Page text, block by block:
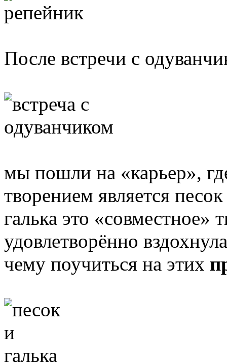
После встречи с
мы пошли на «карьер»,
творением является
галька это «совместное»
удовлетворённо
чему поучиться на этих